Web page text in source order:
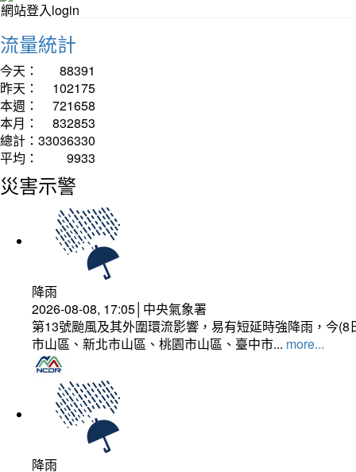
網站登入login
流量統計
今天：
88391
昨天：
102175
本週：
721658
本月：
832853
總計： 33036330
平均：
9933
災害示警
降雨
2026-08-08, 17:05│中央氣象署
第13號颱風及其外圍環流影響，易有短延時強降雨，今
市山區、新北市山區、桃園市山區、臺中市... more...
降雨